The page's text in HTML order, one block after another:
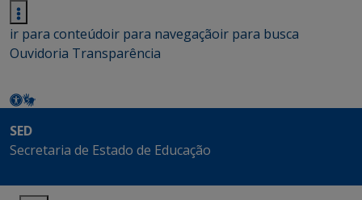
ir para conteúdoir para navegaçãoir para busca
Ouvidoria Transparência
SED
Secretaria de Estado de Educação